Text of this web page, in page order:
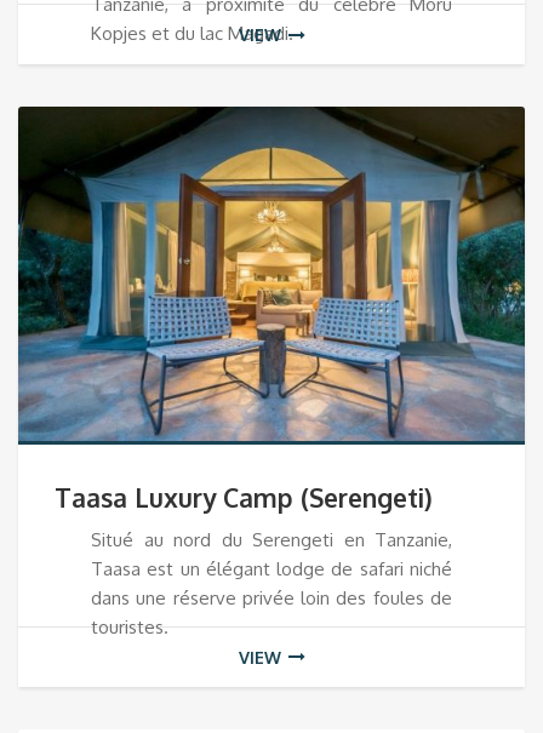
Kopjes et du lac Magadi.
VIEW
Taasa Luxury Camp (Serengeti)
Situé au nord du Serengeti en Tanzanie,
Taasa est un élégant lodge de safari niché
dans une réserve privée loin des foules de
touristes.
VIEW